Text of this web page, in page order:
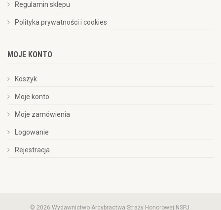
Regulamin sklepu
Polityka prywatności i cookies
MOJE KONTO
Koszyk
Moje konto
Moje zamówienia
Logowanie
Rejestracja
© 2026 Wydawnictwo Arcybractwa Straży Honorowej NSPJ.